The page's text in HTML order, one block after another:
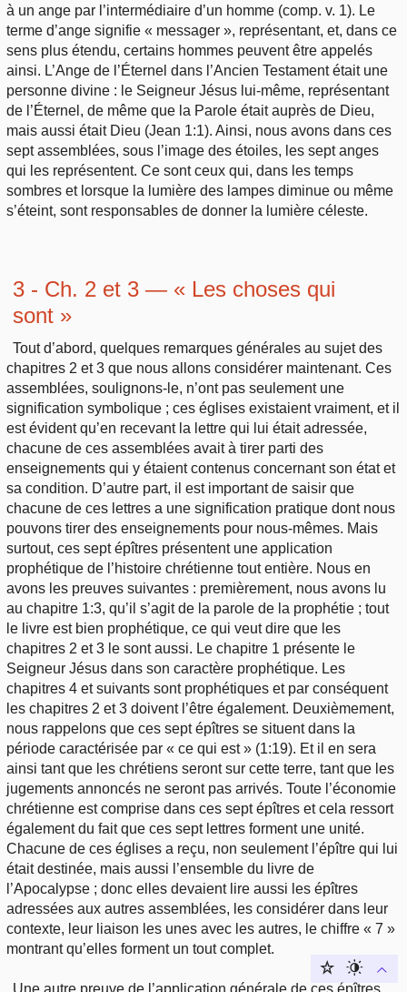
à un ange par l’intermédiaire d’un homme (comp. v. 1). Le
terme d’ange signifie « messager », représentant, et, dans ce
sens plus étendu, certains hommes peuvent être appelés
ainsi. L’Ange de l’Éternel dans l’Ancien Testament était une
personne divine : le Seigneur Jésus lui-même, représentant
de l’Éternel, de même que la Parole était auprès de Dieu,
mais aussi était Dieu (Jean 1:1). Ainsi, nous avons dans ces
sept assemblées, sous l’image des étoiles, les sept anges
qui les représentent. Ce sont ceux qui, dans les temps
sombres et lorsque la lumière des lampes diminue ou même
s’éteint, sont responsables de donner la lumière céleste.
3 - Ch. 2 et 3 — « Les choses qui
sont »
Tout d’abord, quelques remarques générales au sujet des
chapitres 2 et 3 que nous allons considérer maintenant. Ces
assemblées, soulignons-le, n’ont pas seulement une
signification symbolique ; ces églises existaient vraiment, et il
est évident qu’en recevant la lettre qui lui était adressée,
chacune de ces assemblées avait à tirer parti des
enseignements qui y étaient contenus concernant son état et
sa condition. D’autre part, il est important de saisir que
chacune de ces lettres a une signification pratique dont nous
pouvons tirer des enseignements pour nous-mêmes. Mais
surtout, ces sept épîtres présentent une application
prophétique de l’histoire chrétienne tout entière. Nous en
avons les preuves suivantes : premièrement, nous avons lu
au chapitre 1:3, qu’il s’agit de la parole de la prophétie ; tout
le livre est bien prophétique, ce qui veut dire que les
chapitres 2 et 3 le sont aussi. Le chapitre 1 présente le
Seigneur Jésus dans son caractère prophétique. Les
chapitres 4 et suivants sont prophétiques et par conséquent
les chapitres 2 et 3 doivent l’être également. Deuxièmement,
nous rappelons que ces sept épîtres se situent dans la
période caractérisée par « ce qui est » (1:19). Et il en sera
ainsi tant que les chrétiens seront sur cette terre, tant que les
jugements annoncés ne seront pas arrivés. Toute l’économie
chrétienne est comprise dans ces sept épîtres et cela ressort
également du fait que ces sept lettres forment une unité.
Chacune de ces églises a reçu, non seulement l’épître qui lui
était destinée, mais aussi l’ensemble du livre de
l’Apocalypse ; donc elles devaient lire aussi les épîtres
adressées aux autres assemblées, les considérer dans leur
contexte, leur liaison les unes avec les autres, le chiffre « 7 »
montrant qu’elles forment un tout complet.
Une autre preuve de l’application générale de ces épîtres